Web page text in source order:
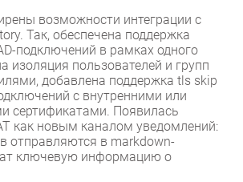
возможности интеграции с
Так, обеспечена поддержка
подключений в рамках одного
изоляция пользователей и групп
добавлена поддержка tls skip
с внутренними или
сертификатами. Появилась
как новым каналом уведомлений:
отправляются в markdown-
ключевую информацию о